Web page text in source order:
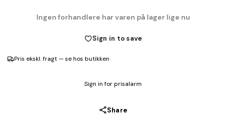
Ingen forhandlere har varen på lager lige nu
Sign in to save
Pris ekskl. fragt — se hos butikken
Sign in for prisalarm
Share